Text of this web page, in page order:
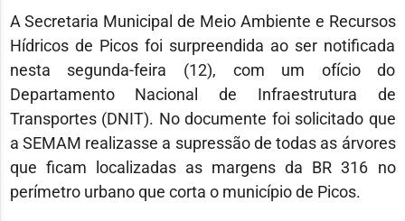
A Secretaria Municipal de Meio Ambiente e Recursos
Hídricos de Picos foi surpreendida ao ser notificada
nesta segunda-feira (12), com um ofício do
Departamento Nacional de Infraestrutura de
Transportes (DNIT). No documente foi solicitado que
a SEMAM realizasse a supressão de todas as árvores
que ficam localizadas as margens da BR 316 no
perímetro urbano que corta o município de Picos.